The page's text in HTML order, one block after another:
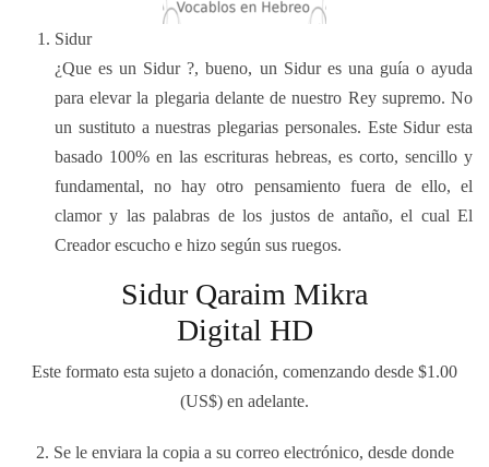
Sidur
¿Que es un Sidur ?, bueno, un Sidur es una guía o ayuda
para elevar la plegaria delante de nuestro Rey supremo. No
un sustituto a nuestras plegarias personales. Este Sidur esta
basado 100% en las escrituras hebreas, es corto, sencillo y
fundamental, no hay otro pensamiento fuera de ello, el
clamor y las palabras de los justos de antaño, el cual El
Creador escucho e hizo según sus ruegos.
Sidur Qaraim Mikra
Digital HD
Este formato esta sujeto a donación, comenzando desde $1.00
(US$) en adelante.
2. Se le enviara la copia a su correo electrónico, desde donde